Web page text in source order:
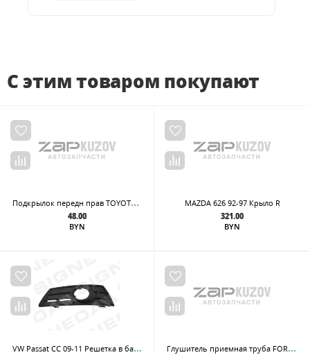
С этим товаром покупают
Под
крылок передн прав TOYOTA: RAV 4 (3RD GEN.) 06-
48.00
BYN
MAZDA 626 92-97 Крыло R
321.00
BYN
VW
Passat CC 09-11 Решетка в бампер L с отв для пр/тум.. Глу
шитель приемная труба FORD: GALAXY 1.9TDI 95-00 SEAT: ALHAMBRA 1.9TDI 96-00 VW: SHARAN 1.9TDI 96-00